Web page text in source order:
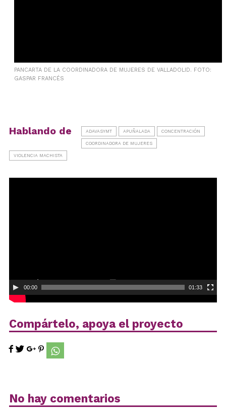
PANCARTA DE LA COORDINADORA DE MUJERES DE VALLADOLID. FOTO:
GASPAR FRANCÉS
Hablando de ADAVASYMT APUÑALADA CONCENTRACIÓN
COORDINADORA DE MUJERES
VIOLENCIA MACHISTA
00:00 01:33
Compártelo, apoya el proyecto
No hay comentarios